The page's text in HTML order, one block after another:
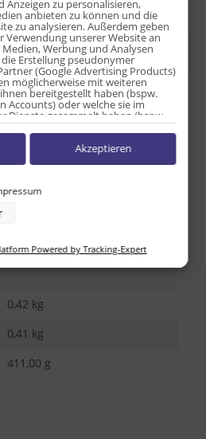
0,42 kg
0,41 kg
411,00 g
Anzeigen zu personalisieren,
anbieten zu können und die
zu analysieren. Außerdem geben
unserer Website an
Werbung und Analysen
Erstellung pseudonymer
(Google Advertising Products)
möglicherweise mit weiteren
bereitgestellt haben (bspw.
Accounts) oder welche sie im
Dienste gesammelt haben (bspw.
Ihre Einwilligung zur Nutzung
Sie jederzeit widerrufen,
Button links unten klicken und
vornehmen.
durch unsere Partner:
zur Auswahl von Werbeanzeigen
von Inhalten
Auswahl personalisierter Inhalte
Statistiken oder Kombinationen von
der Angebote
zur Auswahl von Inhalten
Akzeptieren
Powered by Tracking-Expert